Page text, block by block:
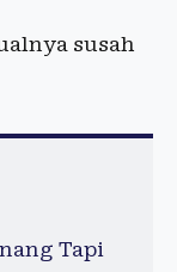
susah
Tapi